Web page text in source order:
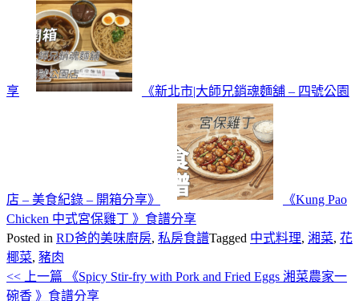
享 《新北市|大師兄銷魂麵舖 – 四號公園
店 – 美食紀錄 – 開箱分享》
《Kung Pao
Chicken 中式宮保雞丁 》食譜分享
Posted in RD爸的美味廚房, 私房食譜Tagged 中式料理, 湘菜, 花
椰菜, 豬肉
文
<< 上一篇
《Spicy Stir-fry with Pork and Fried Eggs 湘菜農家一
碗香 》食譜分享